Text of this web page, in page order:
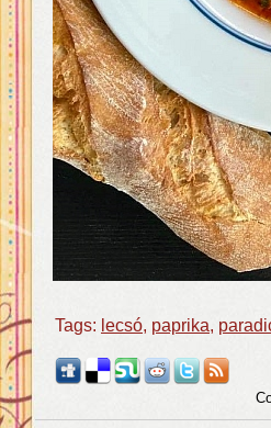
Tags: lecsó, paprika,